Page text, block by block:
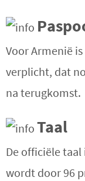
Voor Armenië
verplicht, dat
na terugkomst.
Taal
De officiële taal
wordt door 96